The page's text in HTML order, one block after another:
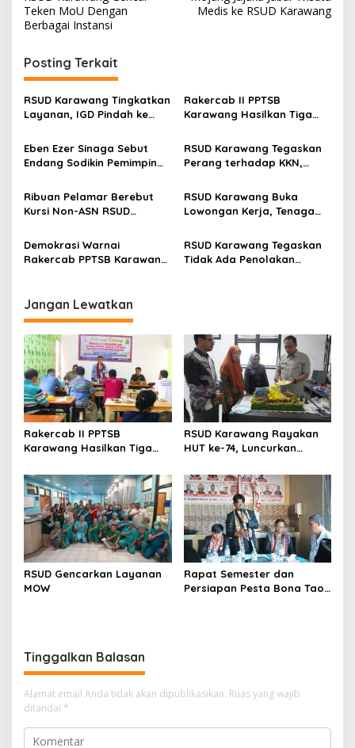
a
v
i
g
a
s
i
p
o
s
Teken MoU Dengan
Berbagai Instansi
Medis ke RSUD Karawang
Posting Terkait
RSUD Karawang Tingkatkan
Layanan, IGD Pindah ke
Ruang Rawat Inap PEDES
Berkapasitas 31 Tempat
Rakercab II PPTSB
Karawang Hasilkan Tiga
Adat
Eben Ezer Sinaga Sebut
Endang Sodikin Pemimpin
Wujudkan TPU Tanpa
Diskriminasi di Karawang
RSUD Karawang Tegaskan
Perang terhadap KKN,
Teken Pakta Integritas
Ribuan Pelamar Berebut
Kursi Non-ASN RSUD
Digelar Ketat di Unsika
RSUD Karawang Buka
Lowongan Kerja, Tenaga
Demokrasi Warnai
Rakercab PPTSB Karawang,
RSUD Karawang Tegaskan
Tidak Ada Penolakan
Jangan Lewatkan
Rakercab II PPTSB
Karawang Hasilkan Tiga
Adat
RSUD Karawang Rayakan
HUT ke-74, Luncurkan
untuk Tingkatkan
Pelayanan Kesehatan
RSUD Gencarkan Layanan
MOW
Rapat Semester dan
Persiapan Pesta Bona Taon
Tinggalkan Balasan
Alamat email Anda tidak akan dipublikasikan. Ruas yang wajib
ditandai *